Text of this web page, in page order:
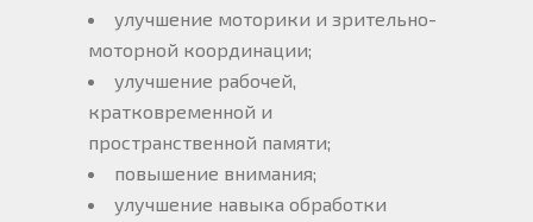
улучшение моторики и зрительно-
моторной координации;
улучшение рабочей,
кратковременной и
пространственной памяти;
повышение внимания;
улучшение навыка обработки